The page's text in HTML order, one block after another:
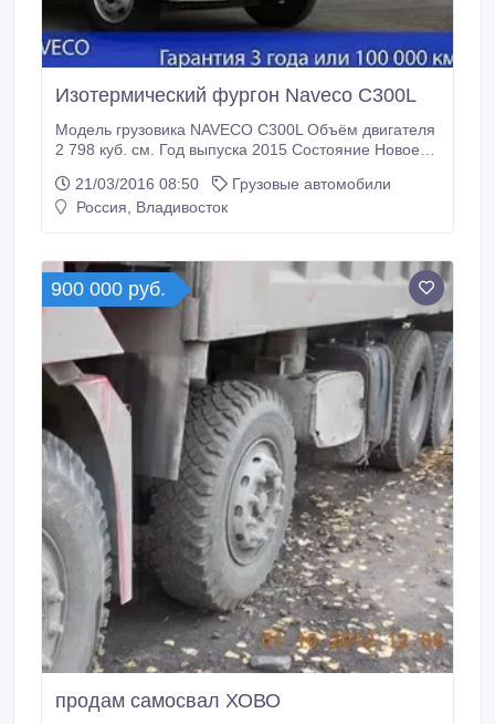
Изотермический фургон Naveco C300L
Модель грузовика NAVECO C300L Объём двигателя
2 798 куб. см. Год выпуска 2015 Состояние Новое
кг. Тип Изотермический фургон Привод 4x2
Трансмиссия Механическая Топливо Дизель Руль
NAVECO C300L Цена указана с НДС 18%,
утилизационным сбором.
21/03/2016 08:50
Грузовые автомобили
Россия, Владивосток
900 000 руб.
продам самосвал ХОВО